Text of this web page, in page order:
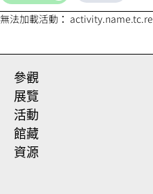
消
無法加載活動：
參觀
展覽
活動
館藏
資源